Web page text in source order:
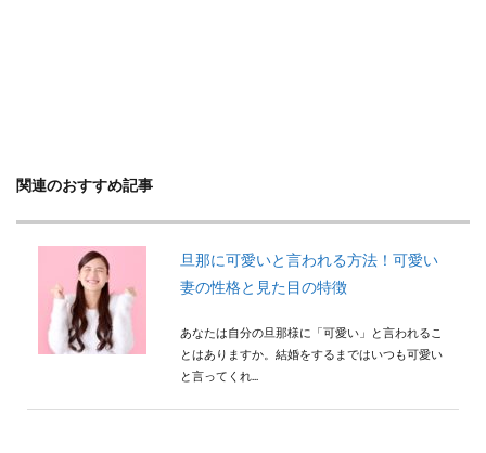
関連のおすすめ記事
旦那に可愛いと言われる方法！可愛い
妻の性格と見た目の特徴
あなたは自分の旦那様に「可愛い」と言われるこ
とはありますか。結婚をするまではいつも可愛い
と言ってくれ...